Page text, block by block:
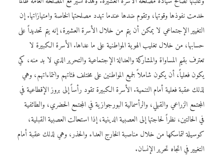
خدمت نفوذها وقوتها، وتقوم ضدها عندما تهدد مصلحتها الخاصة وامتيازاتها. إن
التغيير الإجتماعي لا يمكن أن يتم من خلال الأسرة العشيرة، إنه يتم تحديداً على
حسابها، من خلال تغليب الهوية المواطنية على ما عداها. الأسرة الكبيرة لا
تعترف بقيم المساواة والمشاركة والعدالة الإجتماعية والتحرير الذي لا بد منه، كي
يكون فعلياً، أن يكون شاملاً لجميع المواطنين على مختلف فئاتهم وانتماءاتهم، وهي
لذلك عقبة فعلية أمام التنمية. الأسرة الكبيرة تقود رأساً إلى بروز الإقطاعية في
المجتمع الزراعي والقبلي، والرأسمالية البورجوازية في المجتمع الحضري، والطائفية
في الحالتين، نظراً لحاجتها إلى العصبية الدينية، إذا استحالت العصبية القبلية،
كوسيلة لتماسكها من خلال مناصبة الخارج العداء والحذر، وهي لذلك عقبة أمام
التغيير في اتجاه تحرير الإنسان.